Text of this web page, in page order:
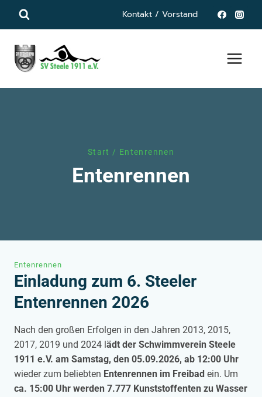
Inhalt
Kontakt / Vorstand
Start / Entenrennen
Entenrennen
Entenrennen
Einladung zum 6. Steeler
Entenrennen 2026
Nach den großen Erfolgen in den Jahren 2013, 2015,
2017, 2019 und 2024 lädt der Schwimmverein Steele
1911 e.V. am Samstag, den 05.09.2026, ab 12:00 Uhr
wieder zum beliebten Entenrennen im Freibad ein. Um
ca. 15:00 Uhr werden 7.777 Kunststoffenten zu Wasser